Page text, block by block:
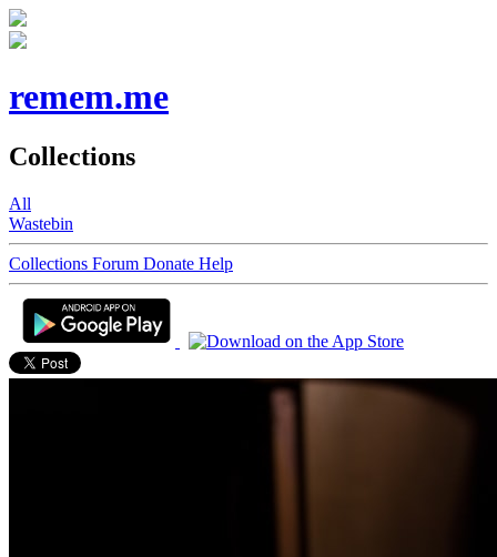
remem.me
Collections
All
Wastebin
Collections Forum Donate Help